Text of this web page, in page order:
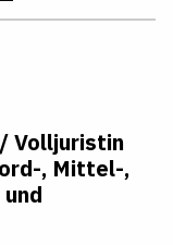
Volljuristin
, Mittel-,